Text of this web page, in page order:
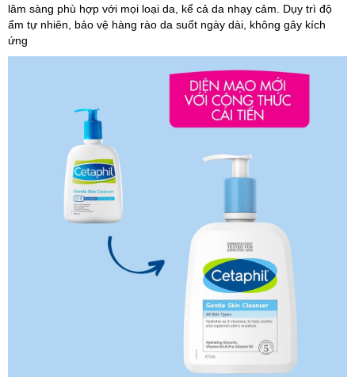
lâm sàng phù hợp với mọi loại da, kể cả da nhạy cảm. Dụy trì độ
ẩm tự nhiên, bảo vệ hàng rào da suốt ngày dài, không gây kích
ứng